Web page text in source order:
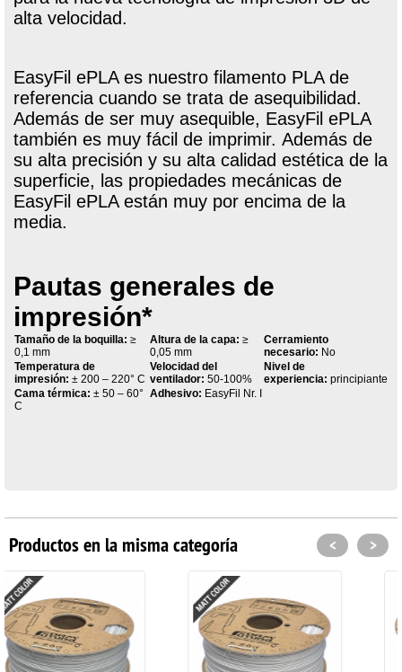
alta velocidad.
EasyFil ePLA es nuestro filamento PLA de
referencia cuando se trata de asequibilidad.
Además de ser muy asequible, EasyFil ePLA
también es muy fácil de imprimir. Además de
su alta precisión y su alta calidad estética de la
superficie, las propiedades mecánicas de
EasyFil ePLA están muy por encima de la
media.
Pautas generales de
impresión*
Tamaño de la boquilla: ≥
0,1 mm
Altura de la capa: ≥
0,05 mm
Cerramiento
necesario: No
Temperatura de
impresión: ± 200 – 220° C
Velocidad del
ventilador: 50-100%
Nivel de
experiencia: principiante
Cama térmica: ± 50 – 60°
C
Adhesivo: EasyFil Nr. I
Productos en la misma categoría < >